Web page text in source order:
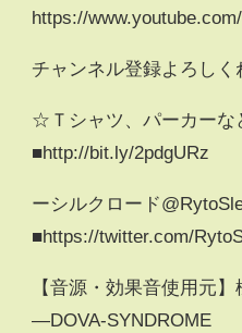
https://
チャンネル登録よろしく
☆Ｔシャツ、パーカーな
■http://bit.ly/2pdgURz
ーシルクロード
■https://twitter.com/
【音源・効果音使用元】
―DOVA-SYNDROME